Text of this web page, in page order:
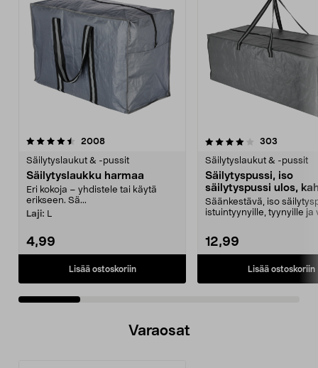
2008arvostelut
Säilytyslaukut & -pussit
Säilytyslaukku harmaa
Eri kokoja – yhdistele tai käytä
erikseen. Sä...
Laji: L
4,99
Lisää ostoskoriin
4.0 viidestä
303
Säilytyslaukut & -pussit
Säilytyspussi, iso
säilytyspussi ulos,
Säänkestävä, iso
istuintyynyille, tyynyille ja
12,99
Lisää ostoskoriin
4.5 viidestä
Varaosat